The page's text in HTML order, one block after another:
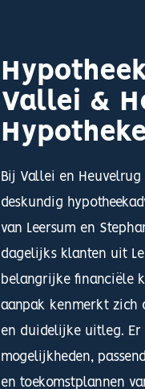
Vallei &
Bij Vallei en
deskundig
van Leersum en
dagelijks klanten uit
belangrijke financiële
aanpak kenmerkt zich
en duidelijke uitleg.
mogelijkheden,
en toekomstplannen